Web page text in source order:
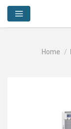
Skip
content
Home /